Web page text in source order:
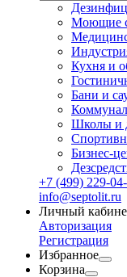
Моющие
Кухня и
Бани и
Школы и
Бизнес-
+7 (499) 229-
info@septolit.ru
Личный
Авторизация
Регистрация
Избранное
Корзина